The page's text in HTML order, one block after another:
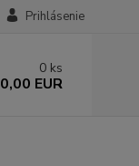
Prihlásenie
0 ks
0,00 EUR